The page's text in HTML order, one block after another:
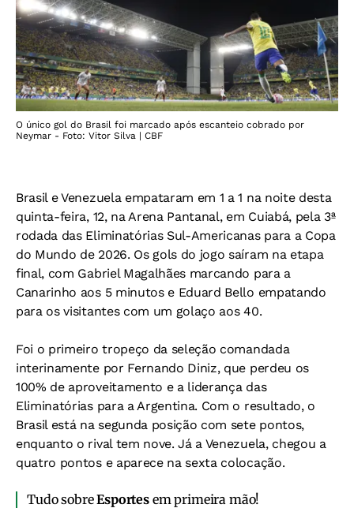
O único gol do Brasil foi marcado após escanteio cobrado por
Neymar - Foto: Vitor Silva | CBF
Brasil e Venezuela empataram em 1 a 1 na noite desta
quinta-feira, 12, na Arena Pantanal, em Cuiabá, pela 3ª
rodada das Eliminatórias Sul-Americanas para a Copa
do Mundo de 2026. Os gols do jogo saíram na etapa
final, com Gabriel Magalhães marcando para a
Canarinho aos 5 minutos e Eduard Bello empatando
para os visitantes com um golaço aos 40.
Foi o primeiro tropeço da seleção comandada
interinamente por Fernando Diniz, que perdeu os
100% de aproveitamento e a liderança das
Eliminatórias para a Argentina. Com o resultado, o
Brasil está na segunda posição com sete pontos,
enquanto o rival tem nove. Já a Venezuela, chegou a
quatro pontos e aparece na sexta colocação.
Tudo sobreEsportesem primeira mão!